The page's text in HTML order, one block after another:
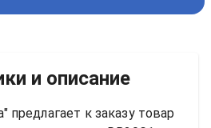
и описание
к заказу товар